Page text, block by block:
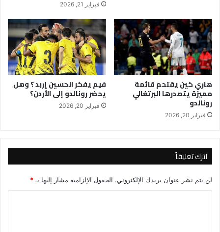
فبراير 21, 2026
هاري كين يقتحم قائمة
مميزة يتصدرها البرتغالي
رونالدو
فبراير 20, 2026
فيم يفكر الحسين إربد ؟ وهل
يحضر رونالدو إلى الأردن؟
فبراير 20, 2026
اترك تعليقاً
لن يتم نشر عنوان بريدك الإلكتروني. الحقول الإلزامية مشار إليها بـ *